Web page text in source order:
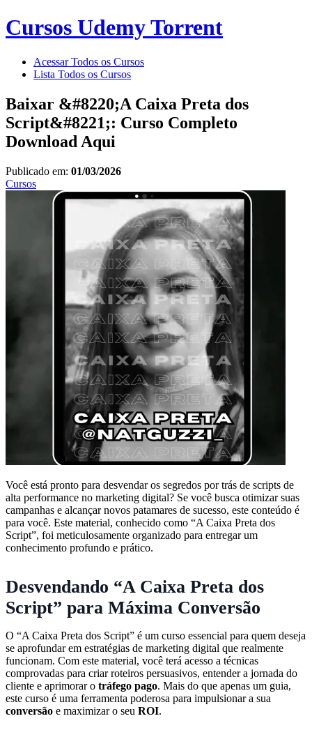
Cursos Udemy Torrent
Acessar Todos os Cursos
Lista Todos os Cursos
Baixar &#8220;A Caixa Preta dos
Script&#8221;: Curso Completo
Download Aqui
Publicado em: 01/03/2026
Cursos
Você está pronto para desvendar os segredos por trás de scripts de
alta performance no marketing digital? Se você busca otimizar suas
campanhas e alcançar novos patamares de sucesso, este conteúdo é
para você. Este material, conhecido como “A Caixa Preta dos
Script”, foi meticulosamente organizado para entregar um
conhecimento profundo e prático.
Desvendando “A Caixa Preta dos
Script” para Máxima Conversão
O “A Caixa Preta dos Script” é um curso essencial para quem deseja
se aprofundar em estratégias de marketing digital que realmente
funcionam. Com este material, você terá acesso a técnicas
comprovadas para criar roteiros persuasivos, entender a jornada do
cliente e aprimorar o tráfego pago. Mais do que apenas um guia,
este curso é uma ferramenta poderosa para impulsionar a sua
conversão e maximizar o seu ROI.